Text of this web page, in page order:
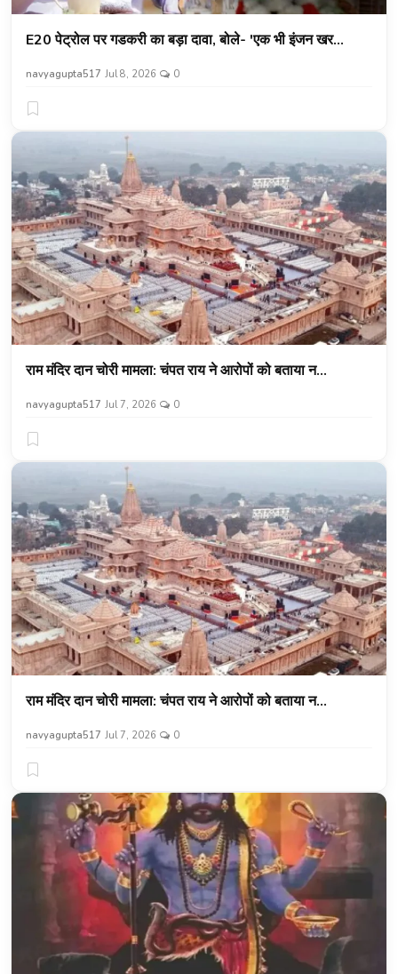
E20 पेट्रोल पर गडकरी का बड़ा दावा, बोले- 'एक भी इंजन खर...
navyagupta517 Jul 8, 2026 0
राम मंदिर दान चोरी मामला: चंपत राय ने आरोपों को बताया न...
navyagupta517 Jul 7, 2026 0
राम मंदिर दान चोरी मामला: चंपत राय ने आरोपों को बताया न...
navyagupta517 Jul 7, 2026 0